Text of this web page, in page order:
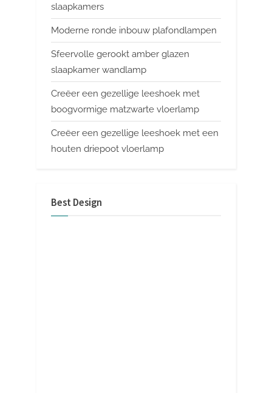
slaapkamers
Moderne ronde inbouw plafondlampen
Sfeervolle gerookt amber glazen
slaapkamer wandlamp
Creëer een gezellige leeshoek met
boogvormige matzwarte vloerlamp
Creëer een gezellige leeshoek met een
houten driepoot vloerlamp
Best Design